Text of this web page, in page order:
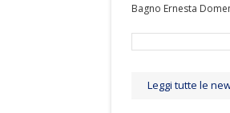
Bagno Ernesta
Leggi tutte le